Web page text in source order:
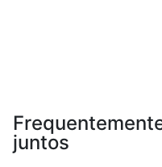
juntos